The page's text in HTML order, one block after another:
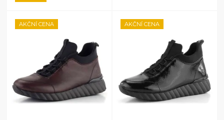
AKČNÍ CENA AKČNÍ CENA